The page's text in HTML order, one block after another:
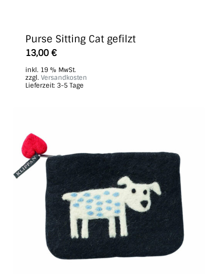
Purse Sitting Cat gefilzt
13,00 €
inkl. 19 % MwSt.
zzgl. Versandkosten
Lieferzeit: 3-5 Tage